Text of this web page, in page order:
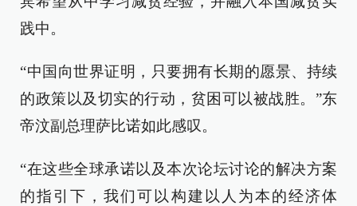
践中。
“中国向世界证明，只要拥有长期的愿景、持续
的政策以及切实的行动，贫困可以被战胜。”东
帝汶副总理萨比诺如此感叹。
“在这些全球承诺以及本次论坛讨论的解决方案
的指引下，我们可以构建以人为本的经济体